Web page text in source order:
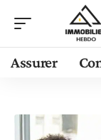
Assurer